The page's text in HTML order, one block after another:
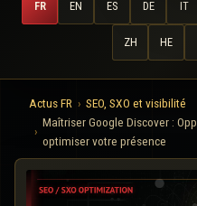
FR EN ES DE IT
ZH HE
Actus FR
SEO, SXO et visibilité
Maîtriser Google Discover :
optimiser votre présence